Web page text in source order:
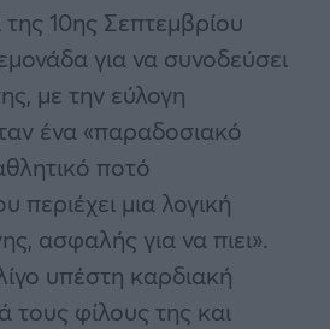
της 10ης Σεπτεμβρίου
για να συνοδεύσει
με την εύλογη
ένα «παραδοσιακό
ποτό
περιέχει μια λογική
ασφαλής για να πιει».
υπέστη καρδιακή
φίλους της και